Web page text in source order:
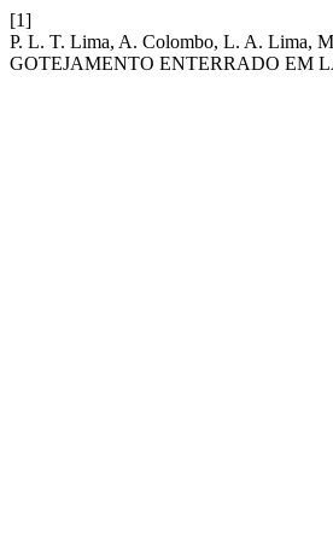
[1]
P. L. T. Lima, A. Colombo, L. A. Lima,
GOTEJAMENTO ENTERRADO EM